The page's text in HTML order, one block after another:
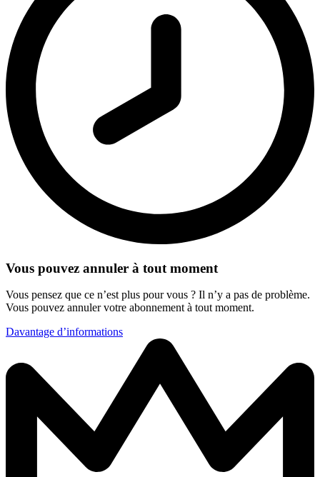
Vous pouvez annuler à tout moment
Vous pensez que ce n’est plus pour vous ? Il n’y a pas de problème.
Vous pouvez annuler votre abonnement à tout moment.
Davantage d’informations